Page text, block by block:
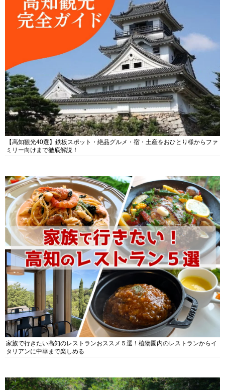
【高知観光40選】鉄板スポット・絶品グルメ・宿・土産をおひとり様からファ
ミリー向けまで徹底解説！
家族で行きたい高知のレストランおススメ５選！植物園内のレストランからイ
タリアンに中華まで楽しめる